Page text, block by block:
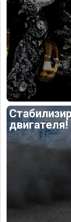
двигателя!